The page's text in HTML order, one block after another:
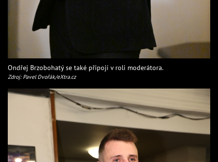
Ondřej Brzobohatý se také připojí v roli moderátora.
Zdroj: Pavel Dvořák/eXtra.cz